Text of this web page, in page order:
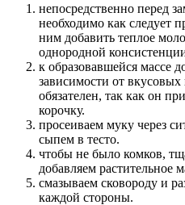
непосредственно перед
необходимо как следует
ним добавить теплое
однородной
к образовавшейся массе
зависимости от
обязателен, так как он
корочку.
просеиваем муку через
сыпем в тесто.
чтобы не было комков,
добавляем растительное
смазываем сковороду и
каждой стороны.